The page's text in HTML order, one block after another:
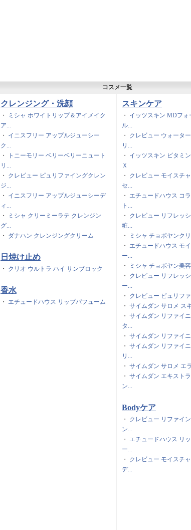
コスメ一覧
クレンジング・洗顔
・
ミシャ ホワイトリップ＆アイメイク
ア...
・ イニスフリー アップルジューシー
ク...
・
トニーモリー ベリーベリーニュート
リ...
・ クレビュー ピュリファイングクレン
ジ...
・ イニスフリー アップルジューシーデ
ィ...
・
ミシャ クリーミーラテ クレンジン
グ...
・ ダナハン クレンジングクリーム
日焼け止め
・ クリオ ウルトラ ハイ サンブロック
香水
・ エチュードハウス リップパフューム
スキンケア
・ イッツスキン MDフォ
ル...
・ クレビュー ウォータ
リ...
・ イッツスキン ビタミ
Ｘ
・ クレビュー モイスチ
セ...
・ エチュードハウス コ
ト...
・ クレビュー リフレッ
粧...
・
ミシャ チョボヤンク
・ エチュードハウス モ
ー...
・
ミシャ チョボヤン美
・ クレビュー リフレッ
ー...
・ クレビュー ピュリフ
・ サイムダン サロメ ス
・ サイムダン リファイ
タ...
・ サイムダン リファイ
・ サイムダン リファイ
リ...
・ サイムダン サロメ エ
・ サイムダン エキスト
ン...
Bodyケア
・ クレビュー リファイ
ン...
・ エチュードハウス リ
ー...
・ クレビュー モイスチ
デ...